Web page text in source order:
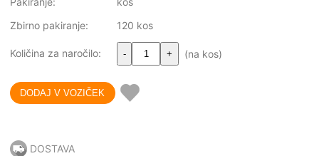
Zbirno pakiranje:
120 kos
Količina za naročilo: - + (na kos)
DOSTAVA